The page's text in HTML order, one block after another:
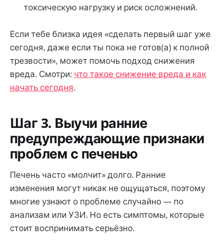
токсическую нагрузку и риск осложнений.
Если тебе близка идея «сделать первый шаг уже
сегодня, даже если ты пока не готов(а) к полной
трезвости», может помочь подход снижения
вреда. Смотри: что такое снижение вреда и как
начать сегодня.
Шаг 3. Выучи ранние
предупреждающие признаки
проблем с печенью
Печень часто «молчит» долго. Ранние
изменения могут никак не ощущаться, поэтому
многие узнают о проблеме случайно — по
анализам или УЗИ. Но есть симптомы, которые
стоит воспринимать серьёзно.